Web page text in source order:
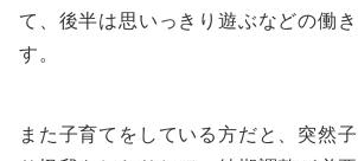
て、後半は思いっきり遊ぶなどの働
す。
また子育てをしている方だと、突然